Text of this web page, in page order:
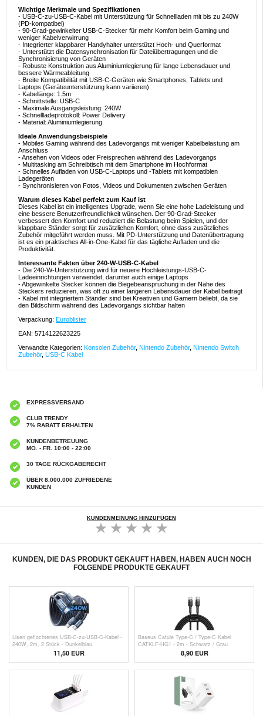
Wichtige Merkmale und Spezifikationen
- USB-C-zu-USB-C-Kabel mit Unterstützung für Schnellladen mit bis zu 240W
(PD-kompatibel)
- 90-Grad-gewinkelter USB-C-Stecker für mehr Komfort beim Gaming und
weniger Kabelverwirrung
- Integrierter klappbarer Handyhalter unterstützt Hoch- und Querformat
- Unterstützt die Datensynchronisation für Dateiübertragungen und die
Synchronisierung von Geräten
- Robuste Konstruktion aus Aluminiumlegierung für lange Lebensdauer und
bessere Wärmeableitung
- Breite Kompatibilität mit USB-C-Geräten wie Smartphones, Tablets und
Laptops (Geräteunterstützung kann variieren)
- Kabellänge: 1.5m
- Schnittstelle: USB-C
- Maximale Ausgangsleistung: 240W
- Schnellladeprotokoll: Power Delivery
- Material: Aluminiumlegierung
Ideale Anwendungsbeispiele
- Mobiles Gaming während des Ladevorgangs mit weniger Kabelbelastung am
Anschluss
- Ansehen von Videos oder Freisprechen während des Ladevorgangs
- Multitasking am Schreibtisch mit dem Smartphone im Hochformat
- Schnelles Aufladen von USB-C-Laptops und -Tablets mit kompatiblen
Ladegeräten
- Synchronisieren von Fotos, Videos und Dokumenten zwischen Geräten
Warum dieses Kabel perfekt zum Kauf ist
Dieses Kabel ist ein intelligentes Upgrade, wenn Sie eine hohe Ladeleistung und
eine bessere Benutzerfreundlichkeit wünschen. Der 90-Grad-Stecker
verbessert den Komfort und reduziert die Belastung beim Spielen, und der
klappbare Ständer sorgt für zusätzlichen Komfort, ohne dass zusätzliches
Zubehör mitgeführt werden muss. Mit PD-Unterstützung und Datenübertragung
ist es ein praktisches All-in-One-Kabel für das tägliche Aufladen und die
Produktivität.
Interessante Fakten über 240-W-USB-C-Kabel
- Die 240-W-Unterstützung wird für neuere Hochleistungs-USB-C-
Ladeeinrichtungen verwendet, darunter auch einige Laptops
- Abgewinkelte Stecker können die Biegebeanspruchung in der Nähe des
Steckers reduzieren, was oft zu einer längeren Lebensdauer der Kabel beiträgt
- Kabel mit integriertem Ständer sind bei Kreativen und Gamern beliebt, da sie
den Bildschirm während des Ladevorgangs sichtbar halten
Verpackung: Euroblister
EAN: 5714122623225
Verwandte Kategorien: Konsolen Zubehör, Nintendo Zubehör, Nintendo Switch
Zubehör, USB-C Kabel
EXPRESSVERSAND
CLUB TRENDY
7% RABATT ERHALTEN
KUNDENBETREUUNG
MO. - FR. 10:00 - 22:00
30 TAGE RÜCKGABERECHT
ÜBER 8.000.000 ZUFRIEDENE
KUNDEN
KUNDENMEINUNG HINZUFÜGEN
KUNDEN, DIE DAS PRODUKT GEKAUFT HABEN, HABEN AUCH NOCH
FOLGENDE PRODUKTE GEKAUFT
Lisen geflochtenes USB-C-zu-USB-C-Kabel -
240W, 2m, 2 Stück - Dunkelblau
11,50 EUR
Baseus Cafule Type-C / Type-C Kabel
CATKLF-HG1 - 2m - Schwarz / Grau
8,90 EUR